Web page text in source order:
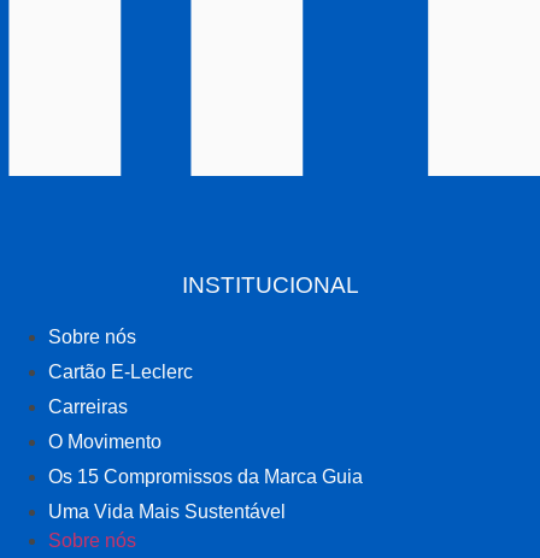
INSTITUCIONAL
Sobre nós
Cartão E-Leclerc
Carreiras
O Movimento
Os 15 Compromissos da Marca Guia
Uma Vida Mais Sustentável
Sobre nós